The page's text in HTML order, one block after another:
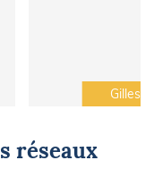
Gilles
réseaux